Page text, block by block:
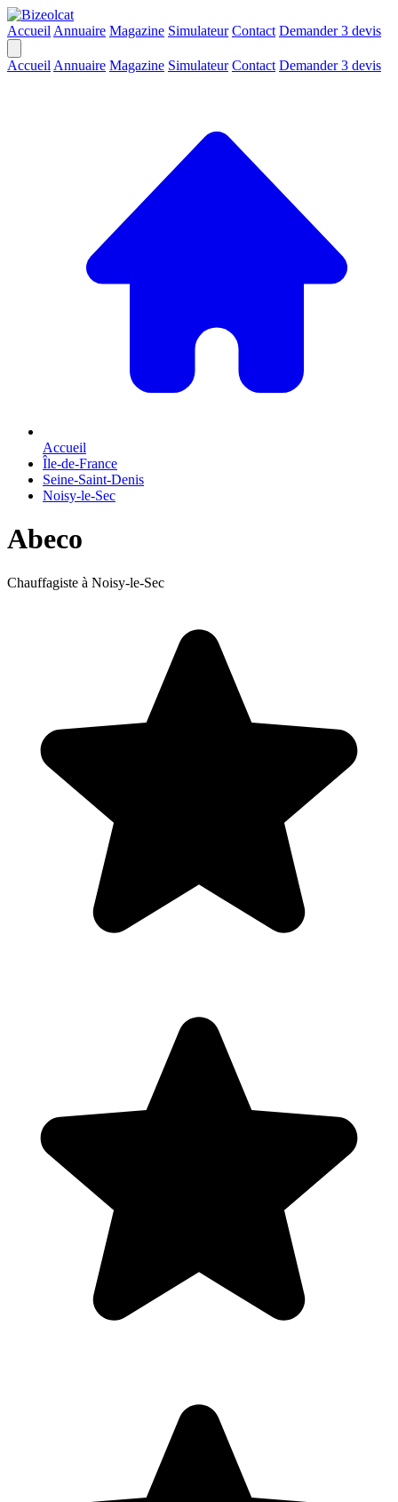
Accueil Annuaire Magazine Simulateur Contact Demander 3 devis
Accueil Annuaire Magazine Simulateur Contact Demander 3 devis
Accueil
Île-de-France
Seine-Saint-Denis
Noisy-le-Sec
Abeco
Chauffagiste à Noisy-le-Sec